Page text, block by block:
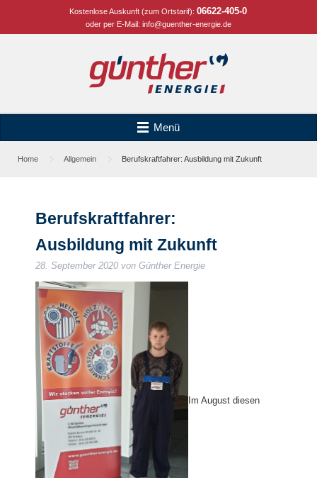
Kostenlose Auskunft (zum Ortstarif):06622-405-0
oder per E-Mail: info@guenther-energie.de
Menü
Home Allgemein Berufskraftfahrer: Ausbildung mit Zukunft
Berufskraftfahrer:
Ausbildung mit Zukunft
28. September 2020 von Günther Energie
Im August diesen